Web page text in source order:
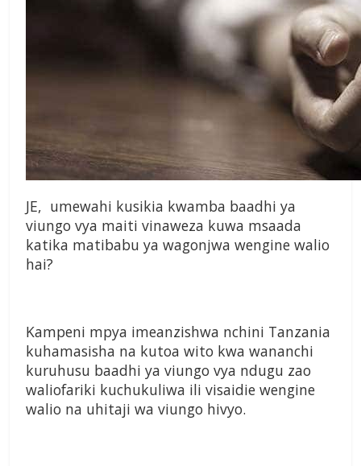
JE, umewahi kusikia kwamba baadhi ya
viungo vya maiti vinaweza kuwa msaada
katika matibabu ya wagonjwa wengine walio
hai?
Kampeni mpya imeanzishwa nchini Tanzania
kuhamasisha na kutoa wito kwa wananchi
kuruhusu baadhi ya viungo vya ndugu zao
waliofariki kuchukuliwa ili visaidie wengine
walio na uhitaji wa viungo hivyo.